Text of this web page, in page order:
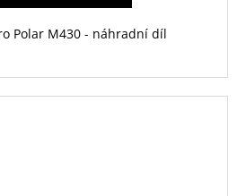
Polar M430 - náhradní díl